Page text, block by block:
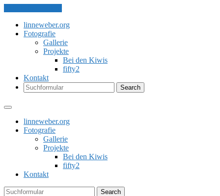
linneweber.org
Fotografie
Gallerie
Projekte
Bei den Kiwis
fifty2
Kontakt
Search
linneweber.org
Fotografie
Gallerie
Projekte
Bei den Kiwis
fifty2
Kontakt
Search